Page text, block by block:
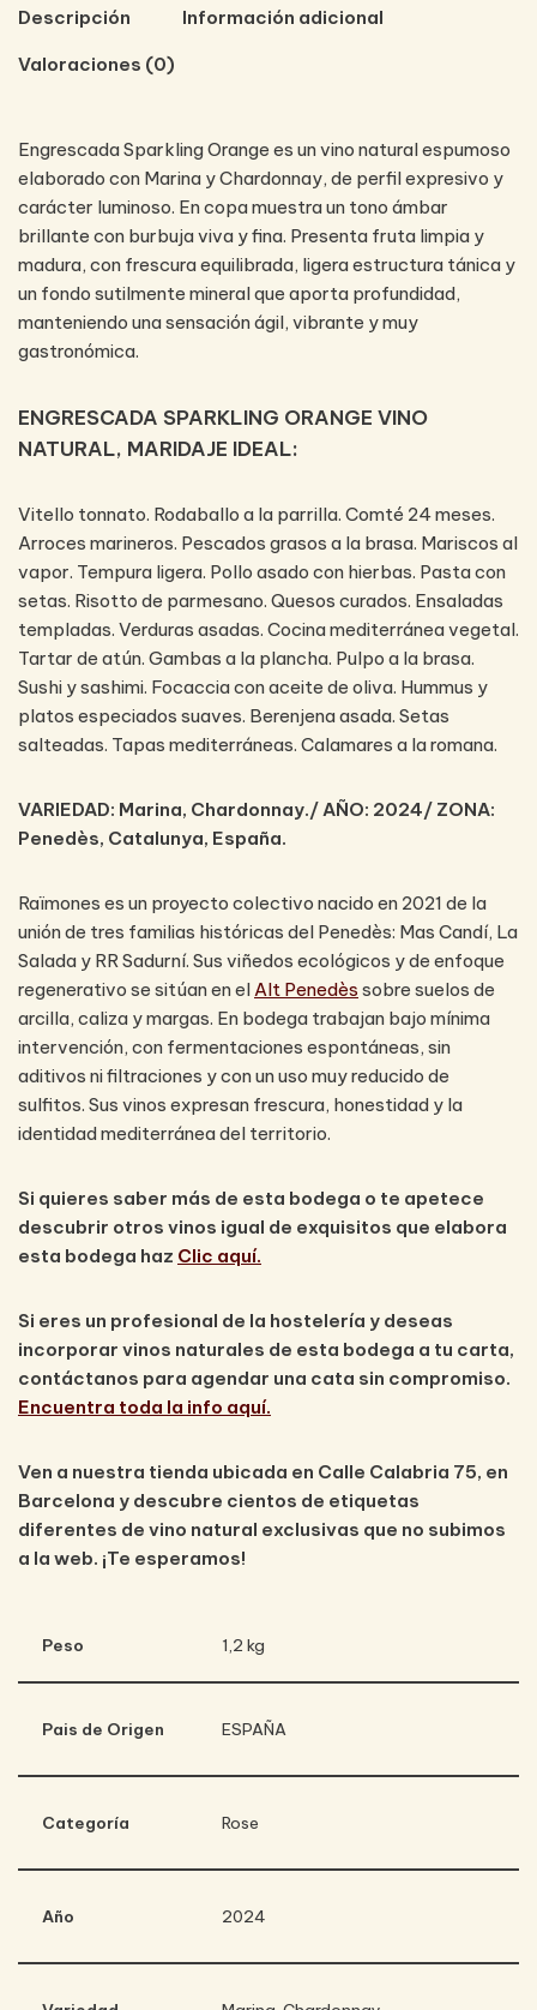
Descripción Información adicional
Valoraciones (0)
Engrescada Sparkling Orange es un vino natural espumoso
elaborado con Marina y Chardonnay, de perfil expresivo y
carácter luminoso. En copa muestra un tono ámbar
brillante con burbuja viva y fina. Presenta fruta limpia y
madura, con frescura equilibrada, ligera estructura tánica y
un fondo sutilmente mineral que aporta profundidad,
manteniendo una sensación ágil, vibrante y muy
gastronómica.
ENGRESCADA SPARKLING ORANGE VINO
NATURAL, MARIDAJE IDEAL:
Vitello tonnato. Rodaballo a la parrilla. Comté 24 meses.
Arroces marineros. Pescados grasos a la brasa. Mariscos al
vapor. Tempura ligera. Pollo asado con hierbas. Pasta con
setas. Risotto de parmesano. Quesos curados. Ensaladas
templadas. Verduras asadas. Cocina mediterránea vegetal.
Tartar de atún. Gambas a la plancha. Pulpo a la brasa.
Sushi y sashimi. Focaccia con aceite de oliva. Hummus y
platos especiados suaves. Berenjena asada. Setas
salteadas. Tapas mediterráneas. Calamares a la romana.
VARIEDAD: Marina, Chardonnay./ AÑO: 2024/ ZONA:
Penedès, Catalunya, España.
Raïmones es un proyecto colectivo nacido en 2021 de la
unión de tres familias históricas del Penedès: Mas Candí, La
Salada y RR Sadurní. Sus viñedos ecológicos y de enfoque
regenerativo se sitúan en elAlt Penedès sobre suelos de
arcilla, caliza y margas. En bodega trabajan bajo mínima
intervención, con fermentaciones espontáneas, sin
aditivos ni filtraciones y con un uso muy reducido de
sulfitos. Sus vinos expresan frescura, honestidad y la
identidad mediterránea del territorio.
Si quieres saber más de esta bodega o te apetece
descubrir otros vinos igual de exquisitos que elabora
esta bodega haz Clic aquí.
Si eres un profesional de la hostelería y deseas
incorporar vinos naturales de esta bodega a tu carta,
contáctanos para agendar una cata sin compromiso.
Encuentra toda la info aquí.
Ven a nuestra tienda ubicada en Calle Calabria 75, en
Barcelona y descubre cientos de etiquetas
diferentes de vino natural exclusivas que no subimos
a la web. ¡Te esperamos!
Peso 1,2 kg
Pais de Origen ESPAÑA
Categoría Rose
Año 2024